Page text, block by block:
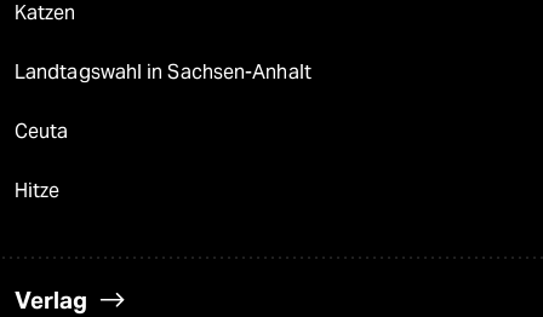
Katzen
Landtagswahl in Sachsen-Anhalt
Ceuta
Hitze
Verlag